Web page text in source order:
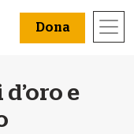
Dona
e